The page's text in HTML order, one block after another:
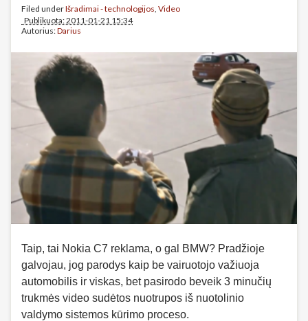
Filed underIšradimai - technologijos, Video
Publikuota: 2011-01-21 15:34
Autorius:Darius
Taip, tai Nokia C7 reklama, o gal BMW? Pradžioje
galvojau, jog parodys kaip be vairuotojo važiuoja
automobilis ir viskas, bet pasirodo beveik 3 minučių
trukmės video sudėtos nuotrupos iš nuotolinio
valdymo sistemos kūrimo proceso.